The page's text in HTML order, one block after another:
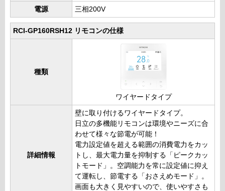
電源 三相200V
RCI-GP160RSH12 リモコンの仕様
種類
ワイヤードタイプ
詳細情報
壁に取り付けるワイヤードタイプ。
日立の多機能リモコンは環境やニーズに合
わせて様々な節電が可能！
電力設定値を超える範囲の消費電力をカッ
トし、最大電力量を抑制する「ピークカッ
トモード」。空調能力を常に設定値に抑え
て運転し、節電する「おさえめモード」。
画面も大きく見やすいので、使いやすさも